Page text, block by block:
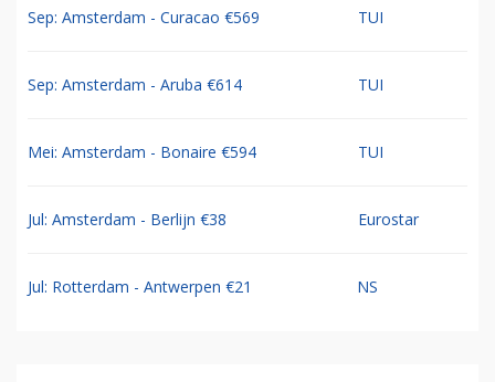
Sep: Amsterdam - Curacao €569 TUI
Sep: Amsterdam - Aruba €614 TUI
Mei: Amsterdam - Bonaire €594 TUI
Jul: Amsterdam - Berlijn €38 Eurostar
Jul: Rotterdam - Antwerpen €21 NS